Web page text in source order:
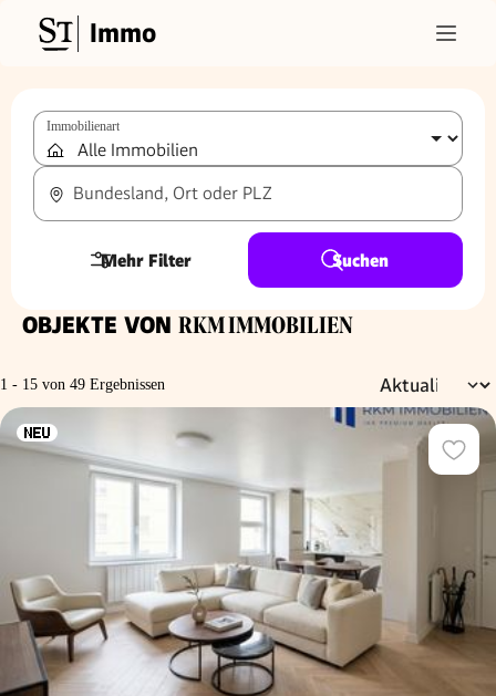
Immo
Immobilienart
Bundesland, Ort oder PLZ
Mehr Filter Suchen
OBJEKTE VON RKM IMMOBILIEN
1 - 15 von 49 Ergebnissen